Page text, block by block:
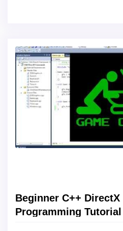
Beginner C++ DirectX
Programming